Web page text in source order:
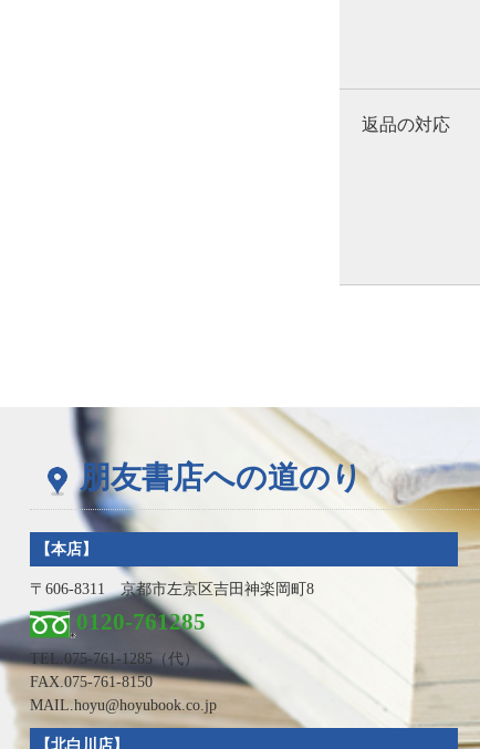
返品の対応
朋友書店への道のり
【本店】
〒606-8311 京都市左京区吉田神楽岡町8
0120-761285
TEL. 075-761-1285（代）
FAX.075-761-8150
MAIL.hoyu@hoyubook.co.jp
【北白川店】